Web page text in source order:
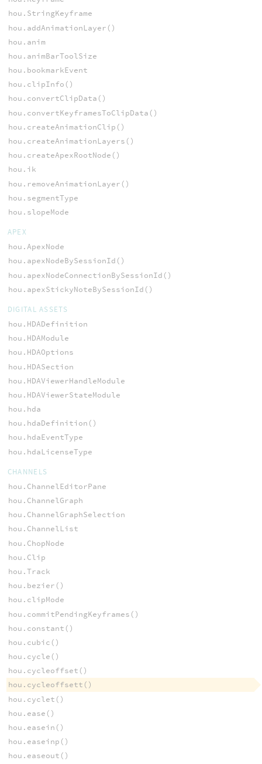
hou.StringKeyframe
hou.addAnimationLayer()
hou.anim
hou.animBarToolSize
hou.bookmarkEvent
hou.clipInfo()
hou.convertClipData()
hou.convertKeyframesToClipData()
hou.createAnimationClip()
hou.createAnimationLayers()
hou.createApexRootNode()
hou.ik
hou.removeAnimationLayer()
hou.segmentType
hou.slopeMode
APEX
hou.ApexNode
hou.apexNodeBySessionId()
hou.apexNodeConnectionBySessionId()
hou.apexStickyNoteBySessionId()
DIGITAL ASSETS
hou.HDADefinition
hou.HDAModule
hou.HDAOptions
hou.HDASection
hou.HDAViewerHandleModule
hou.HDAViewerStateModule
hou.hda
hou.hdaDefinition()
hou.hdaEventType
hou.hdaLicenseType
CHANNELS
hou.ChannelEditorPane
hou.ChannelGraph
hou.ChannelGraphSelection
hou.ChannelList
hou.ChopNode
hou.Clip
hou.Track
hou.bezier()
hou.clipMode
hou.commitPendingKeyframes()
hou.constant()
hou.cubic()
hou.cycle()
hou.cycleoffset()
hou.cycleoffsett()
hou.cyclet()
hou.ease()
hou.easein()
hou.easeinp()
hou.easeout()